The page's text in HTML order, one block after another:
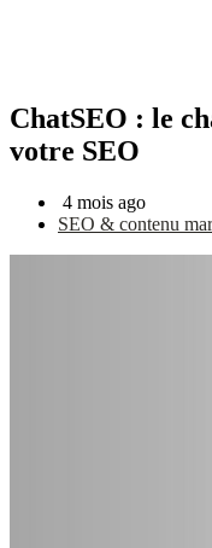
ChatSEO : le
votre SEO
4 mois ago
SEO & contenu